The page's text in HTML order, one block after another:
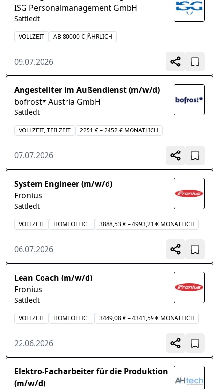
ISG Personalmanagement GmbH
Sattledt
VOLLZEIT AB 80000 € JÄHRLICH
09.07.2026
Angestellter im Außendienst (m/w/d)
bofrost* Austria GmbH
Sattledt
VOLLZEIT, TEILZEIT 2251 € – 2452 € MONATLICH
07.07.2026
System Engineer (m/w/d)
Fronius
Sattledt
VOLLZEIT HOMEOFFICE 3888,53 € – 4993,21 € MONATLICH
06.07.2026
Lean Coach (m/w/d)
Fronius
Sattledt
VOLLZEIT HOMEOFFICE 3449,08 € – 4341,59 € MONATLICH
22.06.2026
Elektro-Facharbeiter für die Produktion
(m/w/d)